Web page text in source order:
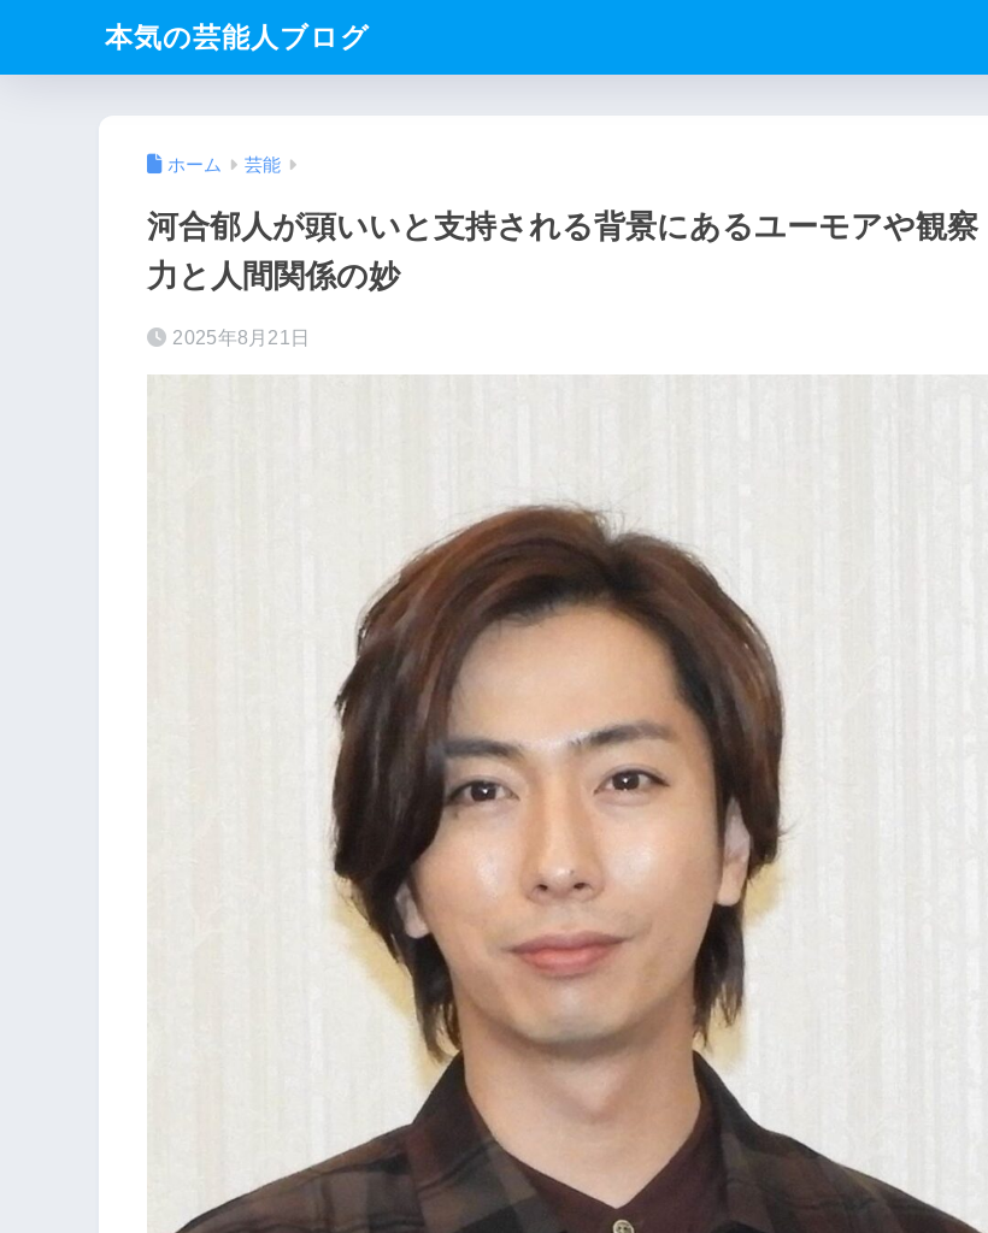
本気の芸能人ブログ
ホーム 芸能
河合郁人が頭いいと支持される背景にあるユーモアや観察
力と人間関係の妙
2025年8月21日